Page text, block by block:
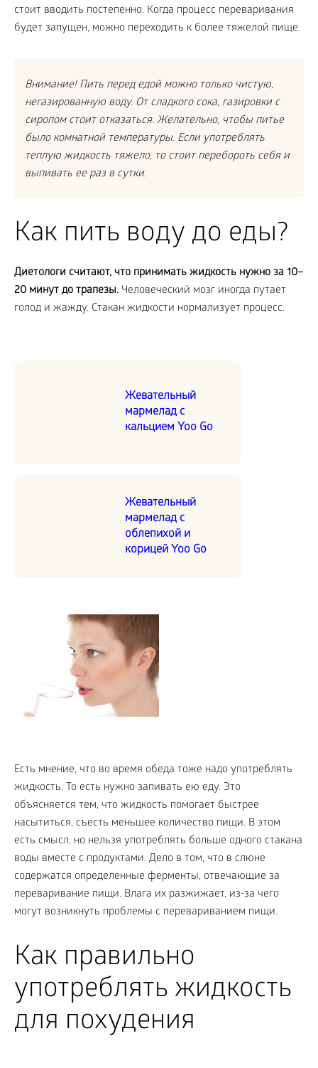
стоит вводить постепенно. Когда процесс переваривания
будет запущен, можно переходить к более тяжелой пище.
Внимание! Пить перед едой можно только чистую,
негазированную воду. От сладкого сока, газировки с
сиропом стоит отказаться. Желательно, чтобы питье
было комнатной температуры. Если употреблять
теплую жидкость тяжело, то стоит перебороть себя и
выпивать ее раз в сутки.
Как пить воду до еды?
Диетологи считают, что принимать жидкость нужно за 10–
20 минут до трапезы. Человеческий мозг иногда путает
голод и жажду. Стакан жидкости нормализует процесс.
Жевательный
мармелад с
кальцием Yoo Go
Жевательный
мармелад с
облепихой и
корицей Yoo Go
Есть мнение, что во время обеда тоже надо употреблять
жидкость. То есть нужно запивать ею еду. Это
объясняется тем, что жидкость помогает быстрее
насытиться, съесть меньшее количество пищи. В этом
есть смысл, но нельзя употреблять больше одного стакана
воды вместе с продуктами. Дело в том, что в слюне
содержатся определенные ферменты, отвечающие за
переваривание пищи. Влага их разжижает, из-за чего
могут возникнуть проблемы с перевариванием пищи.
Как правильно
употреблять жидкость
для похудения